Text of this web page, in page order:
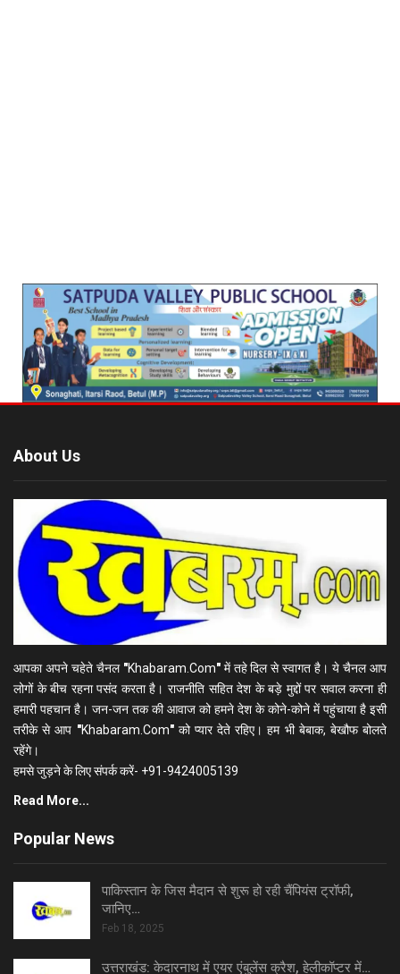
About Us
आपका अपने चहेते चैनल "Khabaram.Com"में तहे दिल से स्वागत है। ये चैनल आप
लोगों के बीच रहना पसंद करता है। राजनीति सहित देश के बड़े मुद्दों पर सवाल करना ही
हमारी पहचान है। जन-जन तक की आवाज को हमने देश के कोने-कोने में पहुंचाया है इसी
तरीके से आप "Khabaram.Com"को प्यार देते रहिए। हम भी बेबाक, बेखौफ बोलते
रहेंगे।
हमसे जुड़ने के लिए संपर्क करें- +91-9424005139
Read More...
Popular News
पाकिस्तान के जिस मैदान से शुरू हो रही चैंपियंस ट्रॉफी,
जानिए…
Feb 18, 2025
उत्तराखंड: केदारनाथ में एयर एंबुलेंस क्रैश, हेलीकॉप्टर में…